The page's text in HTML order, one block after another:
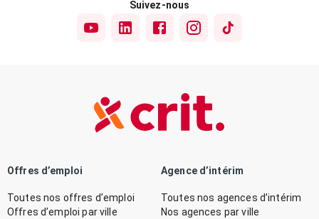
Suivez-nous
Offres d’emploi
Toutes nos offres d’emploi
Offres d’emploi par ville
Agence d’intérim
Toutes nos agences d’intérim
Nos agences par ville